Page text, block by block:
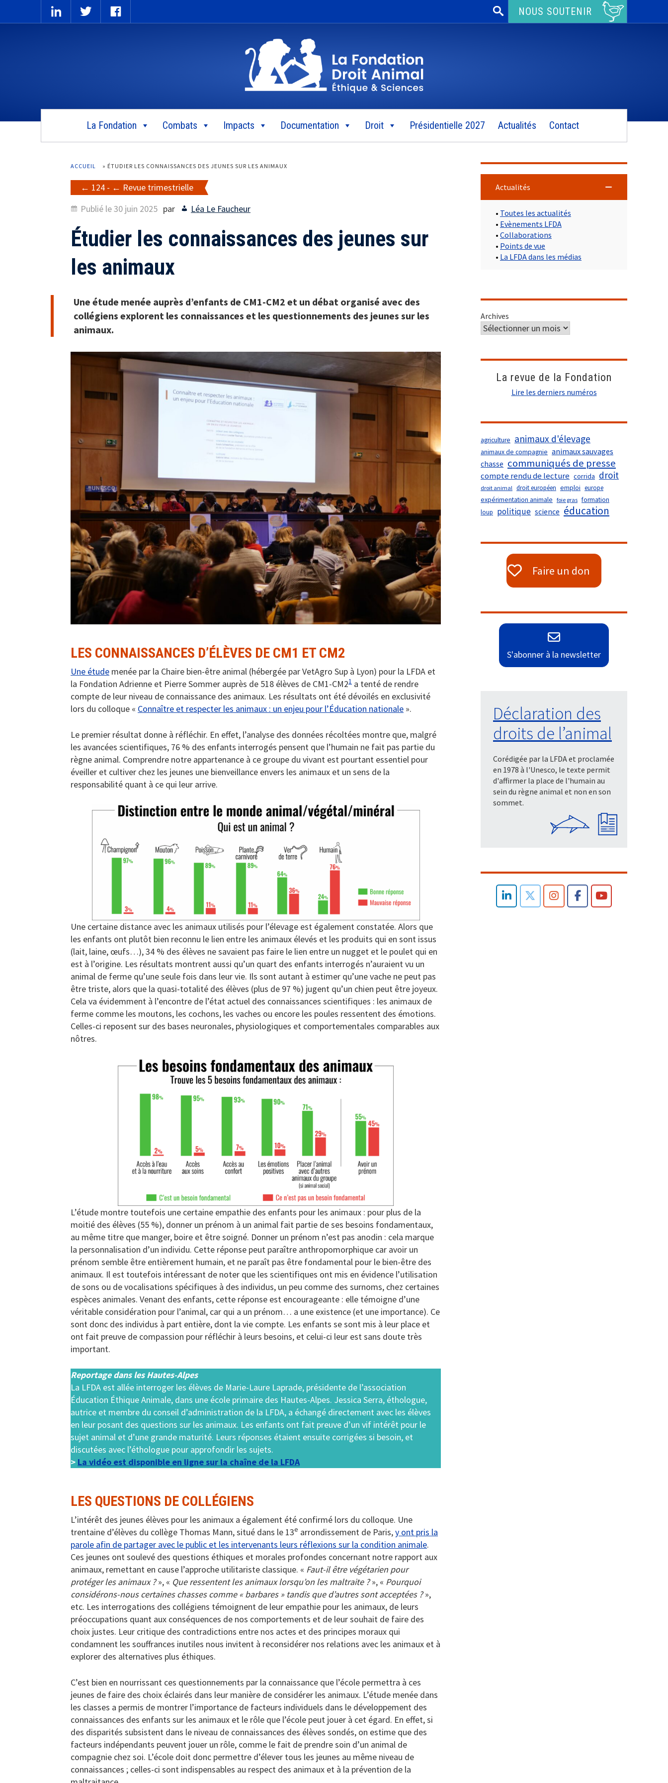
Rechercher :NOUS SOUTENIR
La Fondation Combats Impacts Documentation Droit Présidentielle 2027 Actualités Contact
ACCUEIL » ÉTUDIER LES CONNAISSANCES DES JEUNES SUR LES ANIMAUX
124 -
Revue trimestrielle
Publié le30 juin 2025 par Léa Le Faucheur
Étudier les connaissances des jeunes sur
les animaux
Une étude menée auprès d’enfants de CM1-CM2 et un débat organisé avec des
collégiens explorent les connaissances et les questionnements des jeunes sur les
animaux.
LES CONNAISSANCES D’ÉLÈVES DE CM1 ET CM2
Une étude menée par la Chaire bien-être animal (hébergée par VetAgro Sup à Lyon) pour la LFDA et
la Fondation Adrienne et Pierre Sommer auprès de 518 élèves de CM1-CM21 a tenté de rendre
compte de leur niveau de connaissance des animaux. Les résultats ont été dévoilés en exclusivité
lors du colloque « Connaître et respecter les animaux : un enjeu pour l’Éducation nationale ».
Le premier résultat donne à réfléchir. En effet, l’analyse des données récoltées montre que, malgré
les avancées scientifiques, 76 % des enfants interrogés pensent que l’humain ne fait pas partie du
règne animal. Comprendre notre appartenance à ce groupe du vivant est pourtant essentiel pour
éveiller et cultiver chez les jeunes une bienveillance envers les animaux et un sens de la
responsabilité quant à ce qui leur arrive.
Une certaine distance avec les animaux utilisés pour l’élevage est également constatée. Alors que
les enfants ont plutôt bien reconnu le lien entre les animaux élevés et les produits qui en sont issus
(lait, laine, œufs…), 34 % des élèves ne savaient pas faire le lien entre un nugget et le poulet qui en
est à l’origine. Les résultats montrent aussi qu’un quart des enfants interrogés n’auraient vu un
animal de ferme qu’une seule fois dans leur vie. Ils sont autant à estimer qu’une vache ne peut pas
être triste, alors que la quasi-totalité des élèves (plus de 97 %) jugent qu’un chien peut être joyeux.
Cela va évidemment à l’encontre de l’état actuel des connaissances scientifiques : les animaux de
ferme comme les moutons, les cochons, les vaches ou encore les poules ressentent des émotions.
Celles-ci reposent sur des bases neuronales, physiologiques et comportementales comparables aux
nôtres.
L’étude montre toutefois une certaine empathie des enfants pour les animaux : pour plus de la
moitié des élèves (55 %), donner un prénom à un animal fait partie de ses besoins fondamentaux,
au même titre que manger, boire et être soigné. Donner un prénom n’est pas anodin : cela marque
la personnalisation d’un individu. Cette réponse peut paraître anthropomorphique car avoir un
prénom semble être entièrement humain, et ne paraît pas être fondamental pour le bien-être des
animaux. Il est toutefois intéressant de noter que les scientifiques ont mis en évidence l’utilisation
de sons ou de vocalisations spécifiques à des individus, un peu comme des surnoms, chez certaines
espèces animales. Venant des enfants, cette réponse est encourageante : elle témoigne d’une
véritable considération pour l’animal, car qui a un prénom… a une existence (et une importance). Ce
sont donc des individus à part entière, dont la vie compte. Les enfants se sont mis à leur place et
ont fait preuve de compassion pour réfléchir à leurs besoins, et celui-ci leur est sans doute très
important.
Reportage dans les Hautes-Alpes
La LFDA est allée interroger les élèves de Marie-Laure Laprade, présidente de l’association
Éducation Éthique Animale, dans une école primaire des Hautes-Alpes. Jessica Serra, éthologue,
autrice et membre du conseil d’administration de la LFDA, a échangé directement avec les élèves
en leur posant des questions sur les animaux. Les enfants ont fait preuve d’un vif intérêt pour le
sujet animal et d’une grande maturité. Leurs réponses étaient ensuite corrigées si besoin, et
discutées avec l’éthologue pour approfondir les sujets.
> La vidéo est disponible en ligne sur la chaîne de la LFDA
LES QUESTIONS DE COLLÉGIENS
L’intérêt des jeunes élèves pour les animaux a également été confirmé lors du colloque. Une
trentaine d’élèves du collège Thomas Mann, situé dans le 13e arrondissement de Paris,y ont pris la
parole afin de partager avec le public et les intervenants leurs réflexions sur la condition animale.
Ces jeunes ont soulevé des questions éthiques et morales profondes concernant notre rapport aux
animaux, remettant en cause l’approche utilitariste classique. « Faut-il être végétarien pour
protéger les animaux ?», « Que ressentent les animaux lorsqu’on les maltraite ?», « Pourquoi
considérons-nous certaines chasses comme « barbares » tandis que d’autres sont acceptées ?»,
etc. Les interrogations des collégiens témoignent de leur empathie pour les animaux, de leurs
préoccupations quant aux conséquences de nos comportements et de leur souhait de faire des
choix justes. Leur critique des contradictions entre nos actes et des principes moraux qui
condamnent les souffrances inutiles nous invitent à reconsidérer nos relations avec les animaux et à
explorer des alternatives plus éthiques.
C’est bien en nourrissant ces questionnements par la connaissance que l’école permettra à ces
jeunes de faire des choix éclairés dans leur manière de considérer les animaux. L’étude menée dans
les classes a permis de montrer l’importance de facteurs individuels dans le développement des
connaissances des enfants sur les animaux et le rôle que l’école peut jouer à cet égard. En effet, si
des disparités subsistent dans le niveau de connaissances des élèves sondés, on estime que des
facteurs indépendants peuvent jouer un rôle, comme le fait de prendre soin d’un animal de
compagnie chez soi. L’école doit donc permettre d’élever tous les jeunes au même niveau de
connaissances ; celles-ci sont indispensables au respect des animaux et à la prévention de la
Actualités
• Toutes les actualités
• Evènements LFDA
• Collaborations
• Points de vue
• La LFDA dans les médias
Archives
La revue de la Fondation
Lire les derniers numéros
agriculture animaux d'élevage
animaux de compagnie animaux sauvages
chasse communiqués de presse
compte rendu de lecture corrida droit
droit animal droit européen emploi europe
expérimentation animale foie gras formation
loup politique science éducation
Faire un don
S'abonner à la newsletter
Déclaration des
droits de l’animal
Corédigée par la LFDA et proclamée
en 1978 à l'Unesco, le texte permit
d'affirmer la place de l'humain au
sein du règne animal et non en son
sommet.